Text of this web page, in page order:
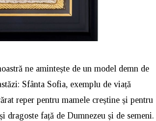
ne amintește de un model demn de
Sfânta Sofia, exemplu de viață
reper pentru mamele creștine și pentru
dragoste față de Dumnezeu și de semeni.